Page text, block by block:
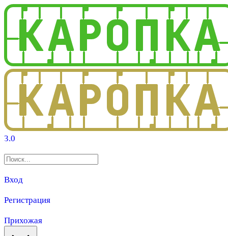
3.0
Вход
Регистрация
Прихожая